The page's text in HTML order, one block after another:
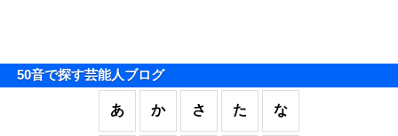
50音で探す芸能人ブログ
あ か さ た な